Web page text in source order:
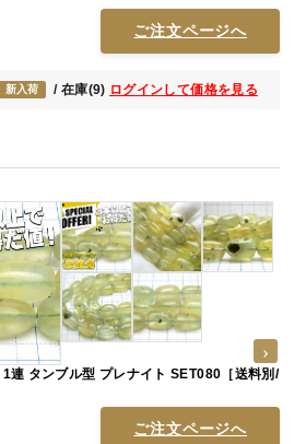
ご注文ページへ
新入荷 / 在庫(9) ログインして価格を見る
1連 タンブル型 プレナイト SET080［送料別/
ご注文ページへ